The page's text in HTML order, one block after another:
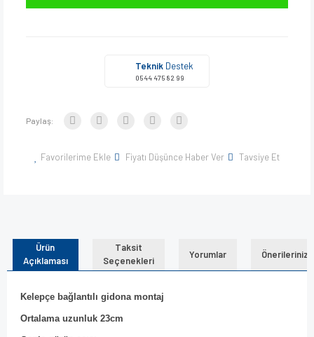
Teknik Destek
0544 475 82 99
Paylaş:
Favorilerime Ekle Fiyatı Düşünce Haber Ver Tavsiye Et
Ürün
Açıklaması
Taksit
Seçenekleri
Yorumlar Önerileriniz
Kelepçe bağlantılı gidona montaj
Ortalama uzunluk 23cm